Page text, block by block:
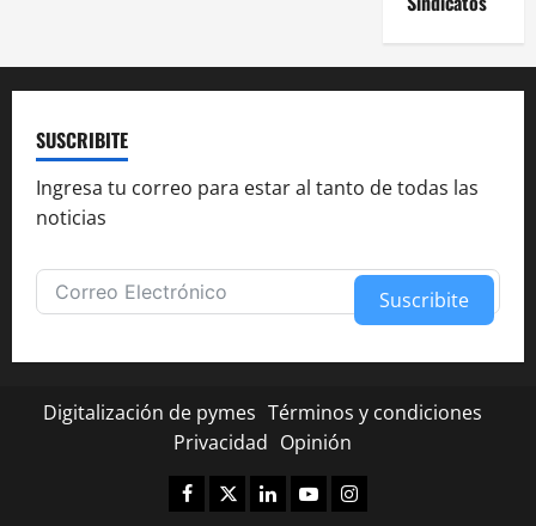
SUSCRIBITE
Ingresa tu correo para estar al tanto de todas las
noticias
Suscribite
Digitalización de pymes Términos y condiciones
Privacidad Opinión
Facebook
TwitterLinkedinYoutubeInstagram